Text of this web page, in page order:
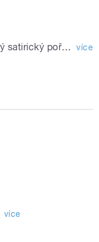
Jak v dnešním světě vytvořit úspěšný satirický pořad? Odpověď na tuto otázku hledají Ondřej Cihlář a Petr Prokop z divadelní skupiny Vosto5. více
více